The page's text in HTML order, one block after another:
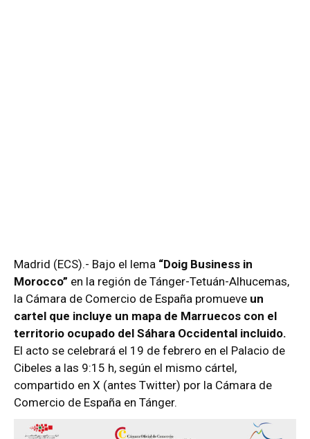
Madrid (ECS).- Bajo el lema “Doig Business in
Morocco” en la región de Tánger-Tetuán-Alhucemas,
la Cámara de Comercio de España promueve un
cartel que incluye un mapa de Marruecos con el
territorio ocupado del Sáhara Occidental incluido.
El acto se celebrará el 19 de febrero en el Palacio de
Cibeles a las 9:15 h, según el mismo cártel,
compartido en X (antes Twitter) por la Cámara de
Comercio de España en Tánger.